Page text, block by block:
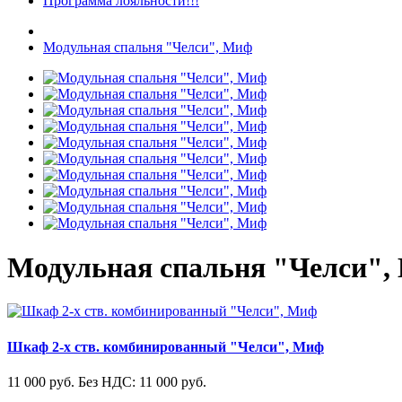
Модульная спальня "Челси", Миф
Модульная спальня
Шкаф 2-х ств. комбинированный "Челси", Миф
11 000 руб. Без НДС: 11 000 руб.